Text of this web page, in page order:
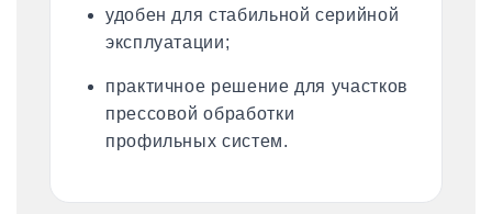
удобен для стабильной серийной
эксплуатации;
практичное решение для участков
прессовой обработки
профильных систем.